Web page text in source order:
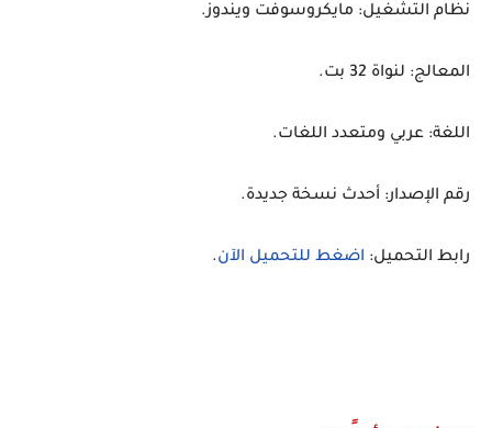
نظام التشغيل: مايكروسوفت ويندوز.
المعالج: لنواة 32 بت.
اللغة: عربي ومتعدد اللغات.
رقم الإصدار: أحدث نسخة جديدة.
رابط التحميل: اضغط للتحميل الآن.